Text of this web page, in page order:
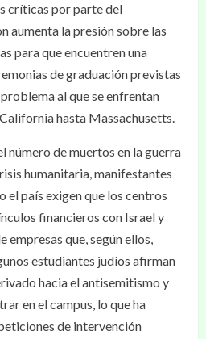
críticas por parte del
aumenta la presión sobre las
para que encuentren una
de graduación previstas
al que se enfrentan
hasta Massachusetts.
número de muertos en la guerra
humanitaria, manifestantes
el país exigen que los centros
financieros con Israel y
empresas que, según ellos,
estudiantes judíos afirman
hacia el antisemitismo y
en el campus, lo que ha
de intervención